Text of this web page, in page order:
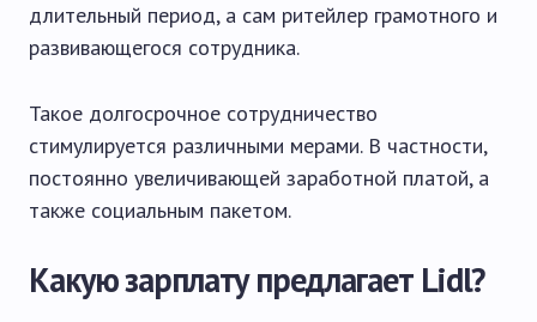
длительный период, а сам ритейлер грамотного и
развивающегося сотрудника.
Такое долгосрочное сотрудничество
стимулируется различными мерами. В частности,
постоянно увеличивающей заработной платой, а
также социальным пакетом.
Какую зарплату предлагает Lidl?